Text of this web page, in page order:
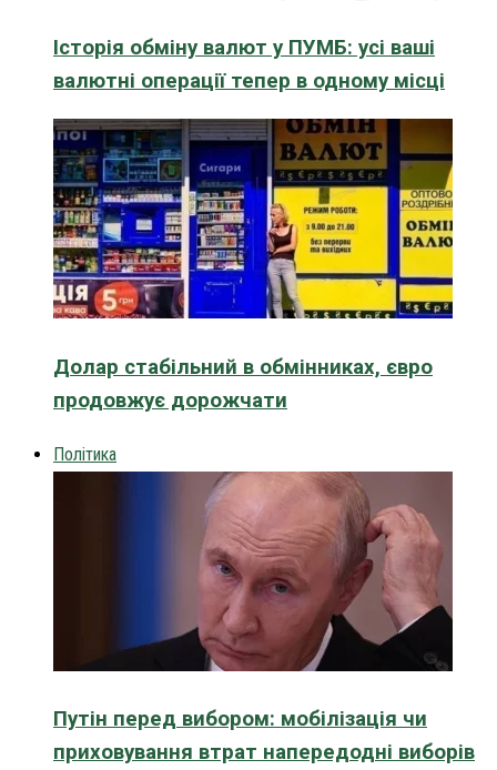
Історія обміну валют у ПУМБ: усі ваші
валютні операції тепер в одному місці
Долар стабільний в обмінниках, євро
продовжує дорожчати
Політика
Путін перед вибором: мобілізація чи
приховування втрат напередодні виборів